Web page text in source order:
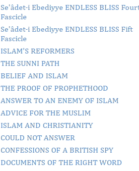
Se'âdet-i Ebediyye ENDLESS BLISS
Fascicle
Se'âdet-i Ebediyye ENDLESS BLISS Fift
Fascicle
ISLAM'S REFORMERS
THE SUNNI PATH
BELIEF AND ISLAM
THE PROOF OF PROPHETHOOD
ANSWER TO AN ENEMY OF ISLAM
ADVICE FOR THE MUSLIM
ISLAM AND CHRISTIANITY
COULD NOT ANSWER
CONFESSIONS OF A BRITISH SPY
DOCUMENTS OF THE RIGHT WORD